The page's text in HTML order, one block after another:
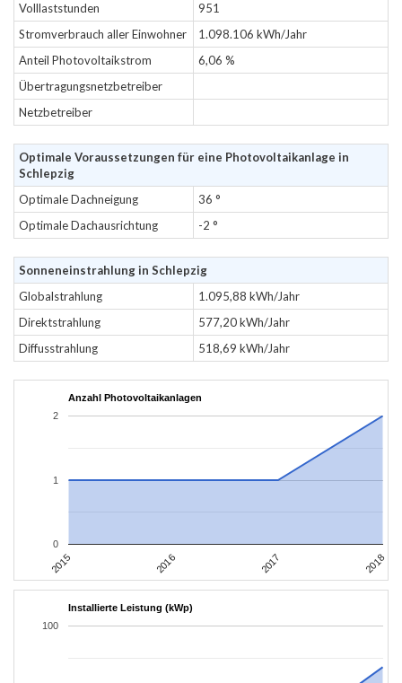
Volllaststunden
951
Stromverbrauch aller Einwohner
1.098.106 kWh/Jahr
Anteil Photovoltaikstrom
6,06 %
Übertragungsnetzbetreiber
Netzbetreiber
Optimale Voraussetzungen für eine Photovoltaikanlage in
Schlepzig
Optimale Dachneigung
36 °
Optimale Dachausrichtung
-2 °
Sonneneinstrahlung in Schlepzig
Globalstrahlung
1.095,88 kWh/Jahr
Direktstrahlung
577,20 kWh/Jahr
Diffusstrahlung
518,69 kWh/Jahr
Anzahl Photovoltaikanlagen
2015 2016 2017 2018
0
1
2
Installierte Leistung (kWp)
100